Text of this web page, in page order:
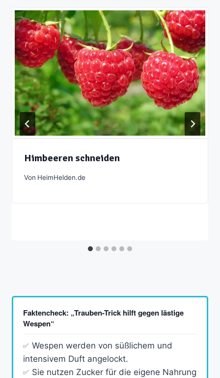
Himbeeren schneiden
Von HeimHelden.de
Faktencheck: „Trauben-Trick hilft gegen lästige
Wespen“
Wespen werden von süßlichem und
intensivem Duft angelockt.
Sie nutzen Zucker für die eigene Nahrung